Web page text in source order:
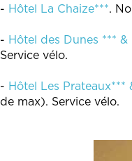
- Hôtel La Chaize***.
- Hôtel des Dunes *** &
Service vélo.
- Hôtel Les Prateaux***
de max). Service vélo.